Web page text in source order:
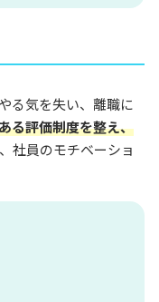
る気を失い、離職に
る評価制度を整え、
社員のモチベーショ